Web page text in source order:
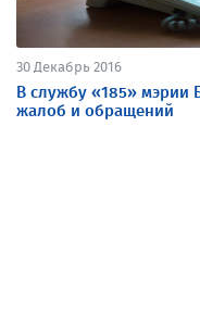
30 Декабрь 2016
В службу «185» мэрии
жалоб и обращений